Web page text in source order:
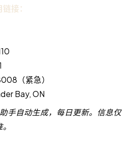
接：
（紧急）
Bay, ON
手自动生成，每日更新。信息仅